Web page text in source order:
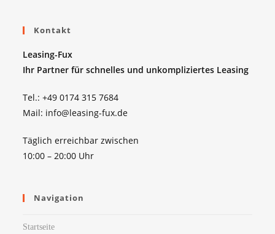
Kontakt
Leasing-Fux
Ihr Partner für schnelles und unkompliziertes Leasing
Tel.: +49 0174 315 7684
Mail: info@leasing-fux.de
Täglich erreichbar zwischen
10:00 – 20:00 Uhr
Navigation
Startseite